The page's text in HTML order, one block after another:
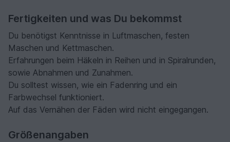
Fertigkeiten und was Du bekommst
Du benötigst Kenntnisse in Luftmaschen, festen
Maschen und Kettmaschen.
Erfahrungen beim Häkeln in Reihen und in Spiralrunden,
sowie Abnahmen und Zunahmen.
Du solltest wissen, wie ein Fadenring und ein
Farbwechsel funktioniert.
Auf das Vernähen der Fäden wird nicht eingegangen.
Größenangaben